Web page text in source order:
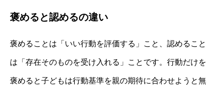
褒めると認めるの違い
褒めることは「いい行動を評価する」こと、認めること
は「存在そのものを受け入れる」ことです。行動だけを
褒めると子どもは行動基準を親の期待に合わせようと無